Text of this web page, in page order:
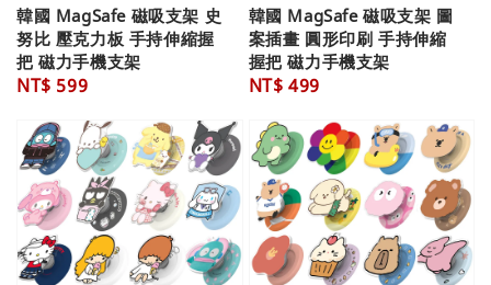
韓國 MagSafe 磁吸支架 史
努比 壓克力板 手持伸縮握
把 磁力手機支架
Regular
NT$ 599
韓國 MagSafe 磁吸支架 圖
案插畫 圓形印刷 手持伸縮
握把 磁力手機支架
Regular
NT$ 499